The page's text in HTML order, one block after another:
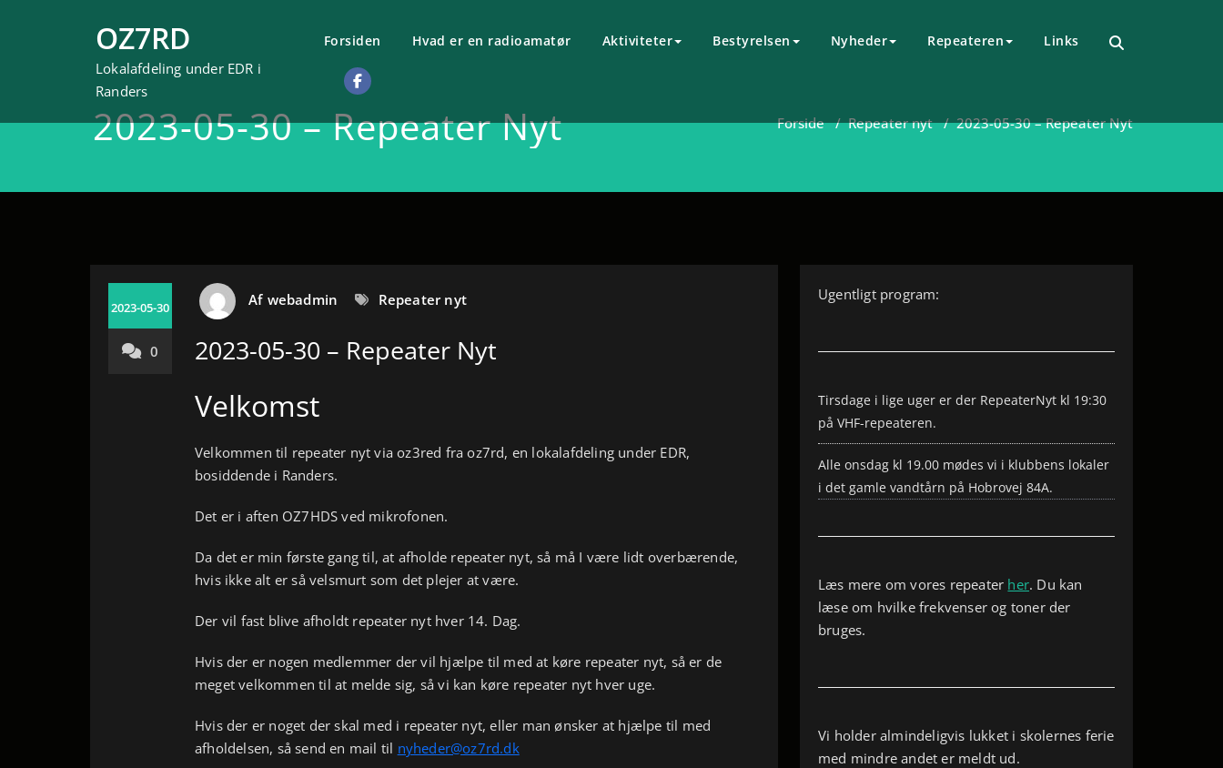
OZ7RD
Lokalafdeling under EDR i
Randers
Forsiden Hvad er en radioamatør Aktiviteter Bestyrelsen Nyheder Repeateren Links
2023-05-30 – Repeater Nyt Forside/Repeater nyt/2023-05-30 – Repeater Nyt
2023-05-30
0
Af webadmin Repeater nyt
2023-05-30 – Repeater Nyt
Velkomst
Velkommen til repeater nyt via oz3red fra oz7rd, en lokalafdeling under EDR,
bosiddende i Randers.
Det er i aften OZ7HDS ved mikrofonen.
Da det er min første gang til, at afholde repeater nyt, så må I være lidt overbærende,
hvis ikke alt er så velsmurt som det plejer at være.
Der vil fast blive afholdt repeater nyt hver 14. Dag.
Hvis der er nogen medlemmer der vil hjælpe til med at køre repeater nyt, så er de
meget velkommen til at melde sig, så vi kan køre repeater nyt hver uge.
Hvis der er noget der skal med i repeater nyt, eller man ønsker at hjælpe til med
afholdelsen, så send en mail til nyheder@oz7rd.dk
Ugentligt program:
Tirsdage i lige uger er der RepeaterNyt kl 19:30
på VHF-repeateren.
Alle onsdag kl 19.00 mødes vi i klubbens lokaler
i det gamle vandtårn på Hobrovej 84A.
Læs mere om vores repeater her. Du kan
læse om hvilke frekvenser og toner der
bruges.
Vi holder almindeligvis lukket i skolernes ferie
med mindre andet er meldt ud.